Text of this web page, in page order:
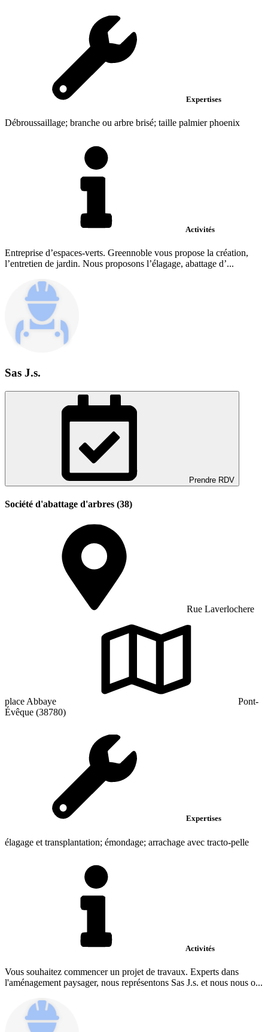
Expertises
Débroussaillage; branche ou arbre brisé; taille palmier phoenix
Activités
Entreprise d’espaces-verts. Greennoble vous propose la création,
l’entretien de jardin. Nous proposons l’élagage, abattage d’...
Sas J.s.
Prendre RDV
Société d'abattage d'arbres (38)
Rue Laverlochere
place Abbaye
Pont-
Évêque (38780)
Expertises
élagage et transplantation; émondage; arrachage avec tracto-pelle
Activités
Vous souhaitez commencer un projet de travaux. Experts dans
l'aménagement paysager, nous représentons Sas J.s. et nous nous o...